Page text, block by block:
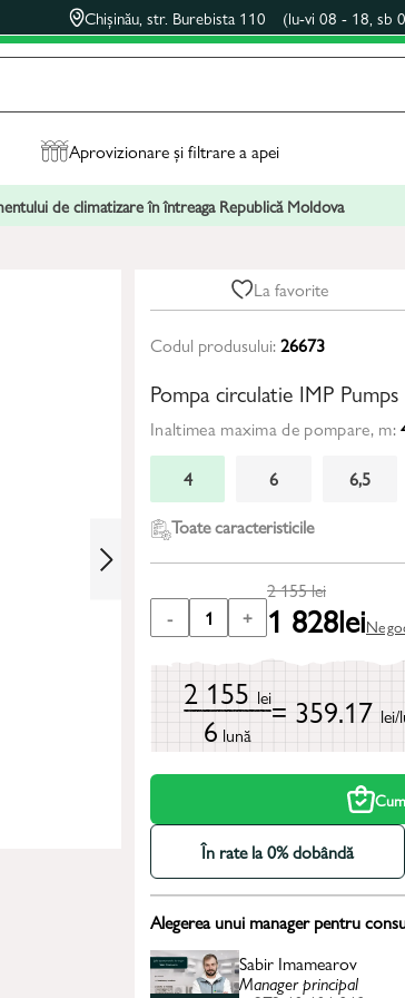
Chișinău, str. Burebista 110 (lu-vi 08 - 18, sb
Aprovizionare și filtrare a apei
de climatizare în întreaga Republică Moldova
La favorite
Codul produsului:26673
Pompa circulatie IMP
Inaltimea maxima de pompare, m:
4
6
6,5
Toate caracteristicile
- 1 +
2 155lei
1 828lei
2 155 lei
6 lună
= 359.17 lei/
În rate la 0% dobândă
Alegerea unui manager pentru
Sabir Imamearov
Manager principal